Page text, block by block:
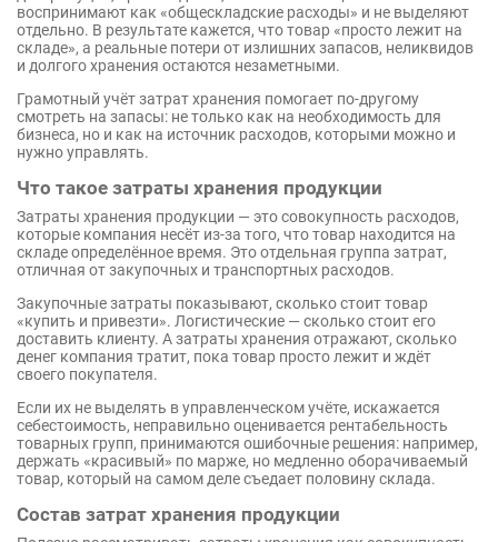
воспринимают как «общескладские расходы» и не выделяют
отдельно. В результате кажется, что товар «просто лежит на
складе», а реальные потери от излишних запасов, неликвидов
и долгого хранения остаются незаметными.
Грамотный учёт затрат хранения помогает по-другому
смотреть на запасы: не только как на необходимость для
бизнеса, но и как на источник расходов, которыми можно и
нужно управлять.
Что такое затраты хранения продукции
Затраты хранения продукции — это совокупность расходов,
которые компания несёт из-за того, что товар находится на
складе определённое время. Это отдельная группа затрат,
отличная от закупочных и транспортных расходов.
Закупочные затраты показывают, сколько стоит товар
«купить и привезти». Логистические — сколько стоит его
доставить клиенту. А затраты хранения отражают, сколько
денег компания тратит, пока товар просто лежит и ждёт
своего покупателя.
Если их не выделять в управленческом учёте, искажается
себестоимость, неправильно оценивается рентабельность
товарных групп, принимаются ошибочные решения: например,
держать «красивый» по марже, но медленно оборачиваемый
товар, который на самом деле съедает половину склада.
Состав затрат хранения продукции